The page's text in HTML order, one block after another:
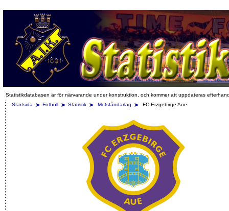
Statistikdatabasen är för närvarande under konstruktion, och kommer att uppdateras
Startsida
Fotboll Statistik Motståndarlag FC Erzgebirge Aue